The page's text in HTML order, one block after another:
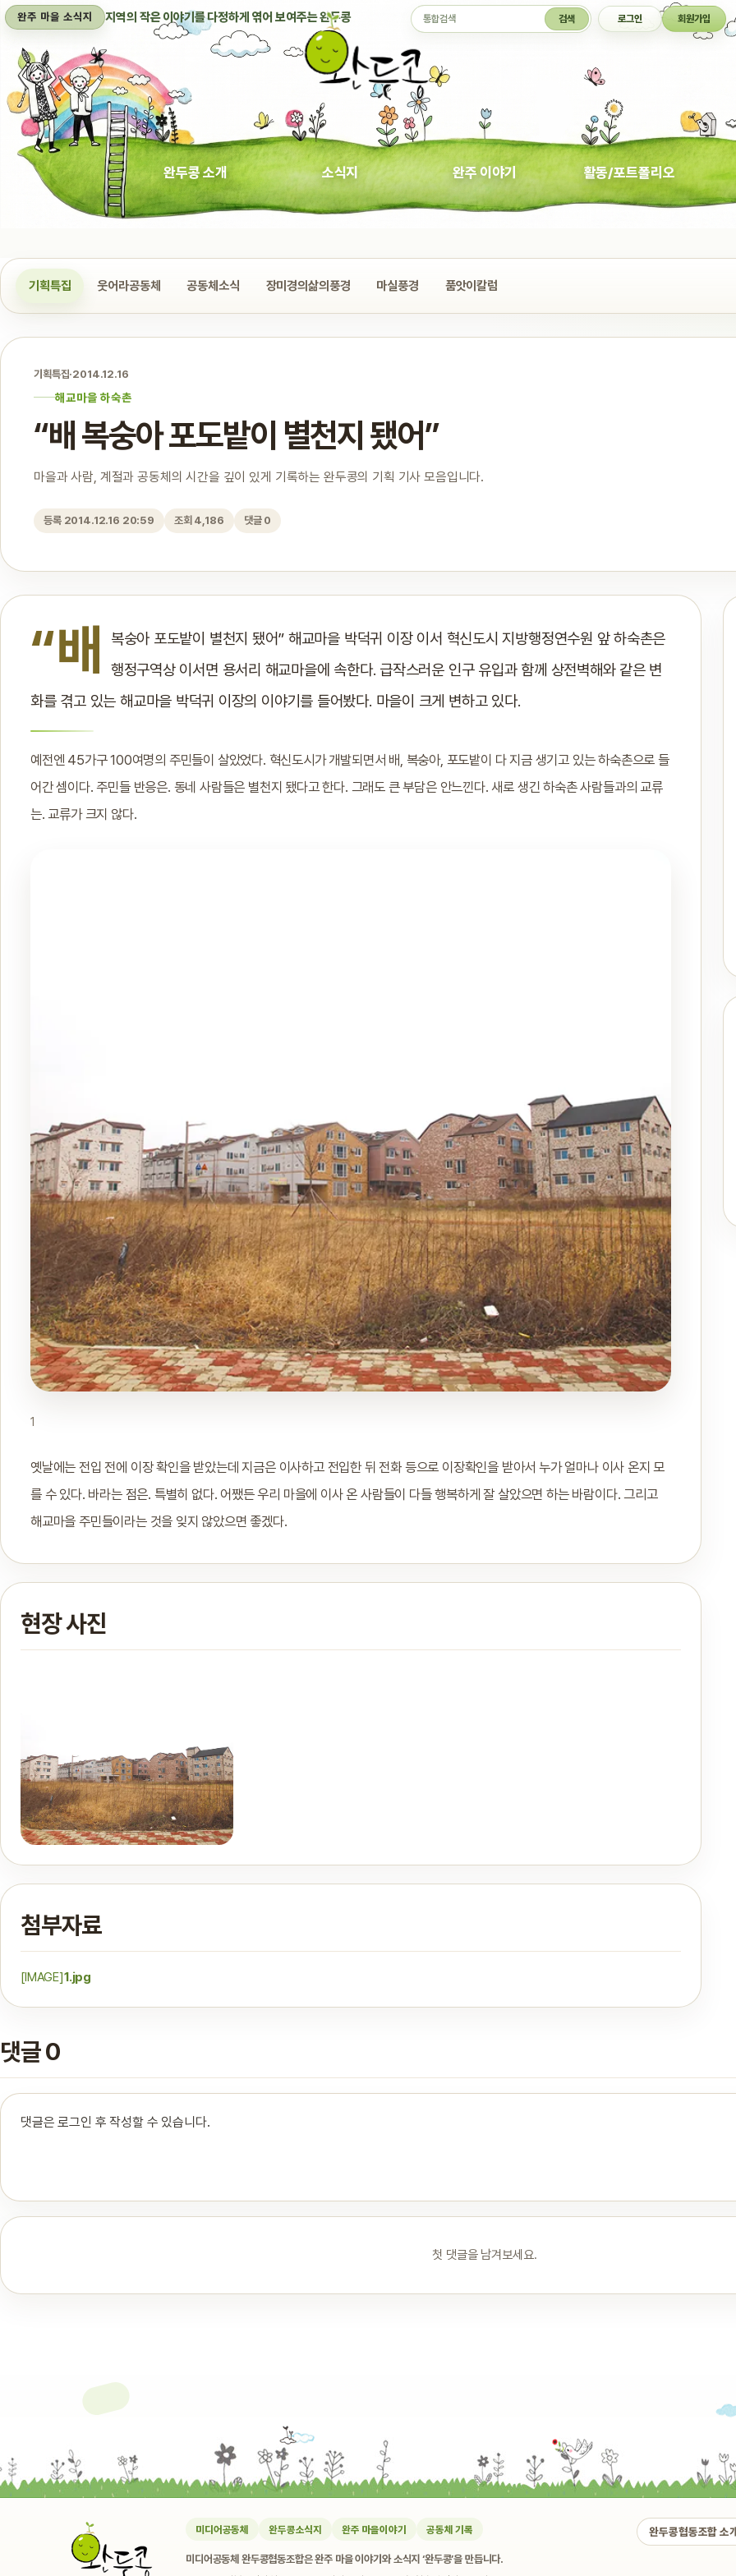
완주 마을 소식지 지역의 작은 이야기를 다정하게 엮어 보여주는 완두콩 통합검색 검색 로그인 회원가입
완두콩 소개 소식지 완주 이야기 활동/포트폴리오
기획특집 웃어라공동체 공동체소식 장미경의삶의풍경 마실풍경 품앗이칼럼
기획특집·2014.12.16
해교마을 하숙촌
“배 복숭아 포도밭이 별천지 됐어”
마을과 사람, 계절과 공동체의 시간을 깊이 있게 기록하는 완두콩의 기획 기사 모음입니다.
등록 2014.12.16 20:59 조회 4,186 댓글 0
“배
복숭아 포도밭이 별천지 됐어” 해교마을 박덕귀 이장 이서 혁신도시 지방행정연수원 앞 하숙촌은
행정구역상 이서면 용서리 해교마을에 속한다. 급작스러운 인구 유입과 함께 상전벽해와 같은 변
화를 겪고 있는 해교마을 박덕귀 이장의 이야기를 들어봤다. 마을이 크게 변하고 있다.
예전엔 45가구 100여명의 주민들이 살았었다. 혁신도시가 개발되면서 배, 복숭아, 포도밭이 다 지금 생기고 있는 하숙촌으로 들
어간 셈이다. 주민들 반응은. 동네 사람들은 별천지 됐다고 한다. 그래도 큰 부담은 안느낀다. 새로 생긴 하숙촌 사람들과의 교류
는. 교류가 크지 않다.
1
옛날에는 전입 전에 이장 확인을 받았는데 지금은 이사하고 전입한 뒤 전화 등으로 이장확인을 받아서 누가 얼마나 이사 온지 모
를 수 있다. 바라는 점은. 특별히 없다. 어쨌든 우리 마을에 이사 온 사람들이 다들 행복하게 잘 살았으면 하는 바람이다. 그리고
해교마을 주민들이라는 것을 잊지 않았으면 좋겠다.
현장 사진
첨부자료
[IMAGE]1.jpg
댓글 0
댓글은 로그인 후 작성할 수 있습니다.
첫 댓글을 남겨보세요.
미디어공동체 완두콩소식지 완주 마을이야기 공동체 기록
미디어공동체 완두콩협동조합은 완주 마을 이야기와 소식지 ‘완두콩’을 만듭니다.
완두콩협동조합 소